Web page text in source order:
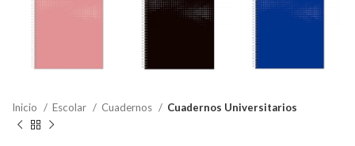
Inicio Escolar Cuadernos Cuadernos Universitarios